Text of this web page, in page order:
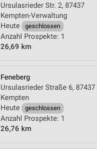
Ursulasrieder Str. 2, 87437
Kempten-Verwaltung
Heute
geschlossen
Anzahl Prospekte: 1
26,69 km
Feneberg
Ursulasrieder Straße 6, 87437
Kempten
Heute
geschlossen
Anzahl Prospekte: 1
26,76 km